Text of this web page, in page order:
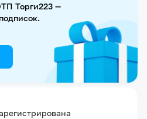
Торги223 —